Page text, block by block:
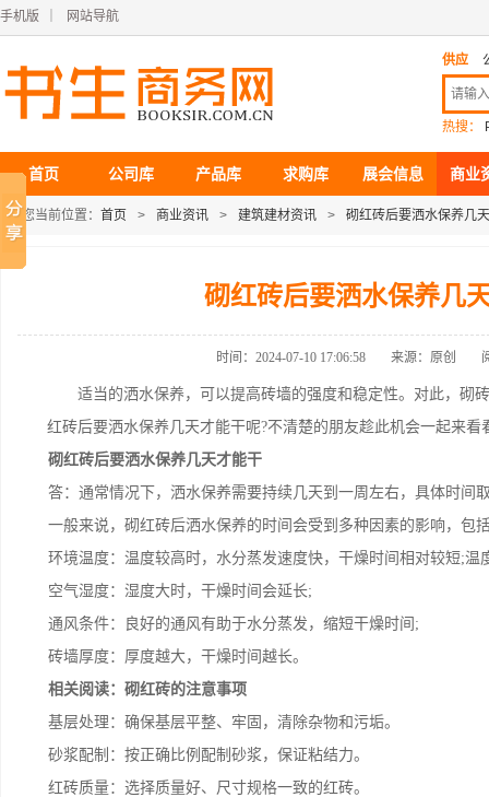
手机版 网站导航
供应
热搜：
首页 公司库 产品库 求购库 展会信息 商业
您当前位置： 首页 > 商业资讯 > 建筑建材资讯 > 砌红砖后要洒水保养几
砌红砖后要洒水保养几
时间：2024-07-10 17:06:58 来源：原创
适当的洒水保养，可以提高砖墙的强度和稳定性。对此，砌
红砖后要洒水保养几天才能干呢?不清楚的朋友趁此机会一起来看
砌红砖后要洒水保养几天才能干
答：通常情况下，洒水保养需要持续几天到一周左右，具体时间
一般来说，砌红砖后洒水保养的时间会受到多种因素的影响，包
环境温度：温度较高时，水分蒸发速度快，干燥时间相对较短;温
空气湿度：湿度大时，干燥时间会延长;
通风条件：良好的通风有助于水分蒸发，缩短干燥时间;
砖墙厚度：厚度越大，干燥时间越长。
相关阅读：砌红砖的注意事项
基层处理：确保基层平整、牢固，清除杂物和污垢。
砂浆配制：按正确比例配制砂浆，保证粘结力。
红砖质量：选择质量好、尺寸规格一致的红砖。